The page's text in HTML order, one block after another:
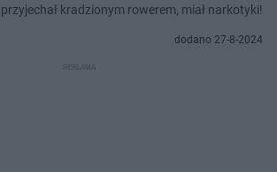
przyjechał kradzionym rowerem, miał narkotyki!
dodano 27-8-2024